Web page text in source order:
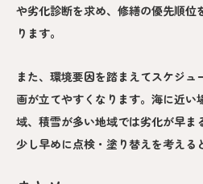
や劣化診断を求め、修繕の優先順位
ります。
また、環境要因を踏まえてスケジ
画が立てやすくなります。海に近い
域、積雪が多い地域では劣化が早ま
少し早めに点検・塗り替えを考える